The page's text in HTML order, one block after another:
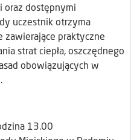
oraz dostępnymi
uczestnik otrzyma
zawierające praktyczne
strat ciepła, oszczędnego
obowiązujących w
13.00